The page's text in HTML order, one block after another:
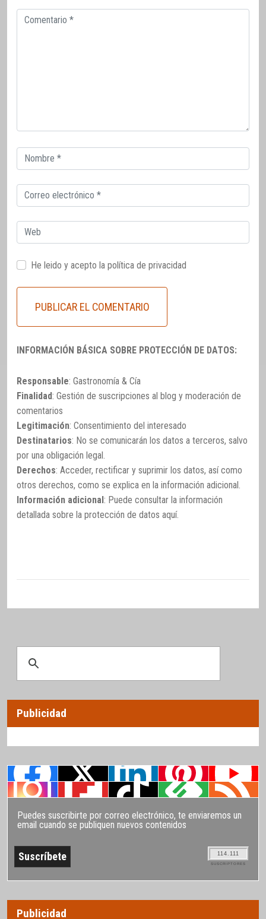
Comentario
Correo
electrónico
Correo
electrónico
Web
He leido y acepto la política de privacidad
INFORMACIÓN BÁSICA SOBRE PROTECCIÓN DE DATOS:
Responsable: Gastronomía & Cía
Finalidad: Gestión de suscripciones al blog y moderación de
comentarios
Legitimación: Consentimiento del interesado
Destinatarios: No se comunicarán los datos a terceros, salvo
por una obligación legal.
Derechos: Acceder, rectificar y suprimir los datos, así como
otros derechos, como se explica en la información adicional.
Información adicional: Puede consultar la información
detallada sobre la protección de datos aquí.
Publicidad
Puedes suscribirte por correo electrónico, te enviaremos un
email cuando se publiquen nuevos contenidos
114.111
SUSCRIPTORES
Publicidad